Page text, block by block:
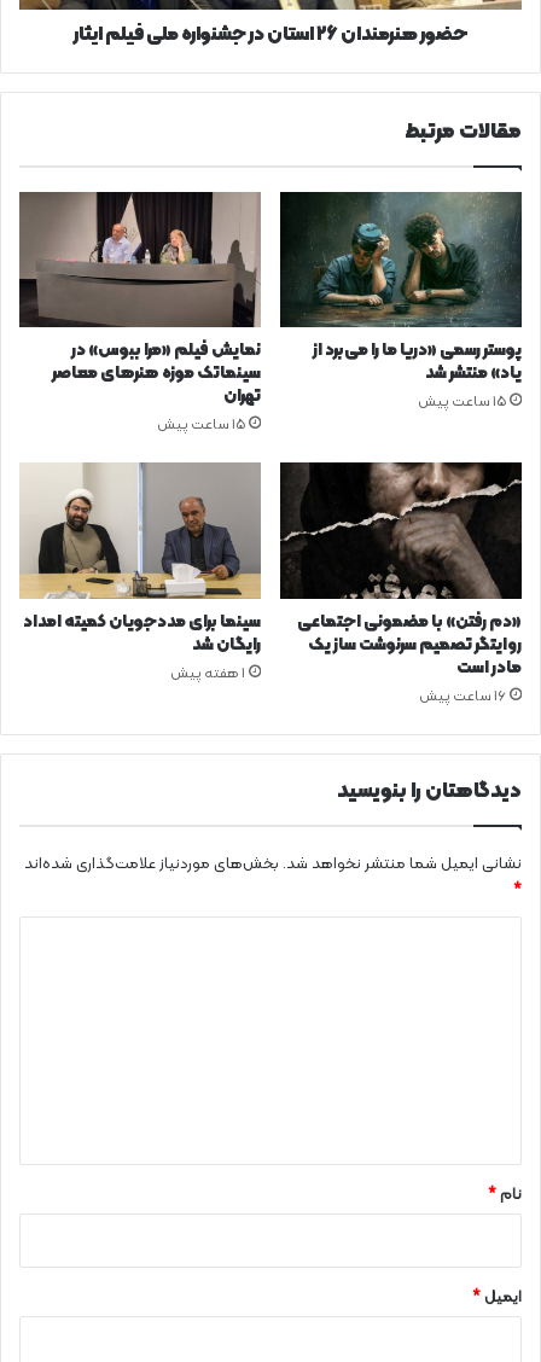
ایثار
حضور هنرمندان ۲۶ استان در جشنواره ملی فیلم ایثار
مقالات مرتبط
پوستر رسمی «دریا ما را می‌برد از
یاد» منتشر شد
15 ساعت پیش
نمایش فیلم «مرا ببوس» در
سینماتک موزه هنرهای معاصر
تهران
15 ساعت پیش
«دم رفتن» با مضمونی اجتماعی
روایتگر تصمیم سرنوشت ساز یک
مادر است
16 ساعت پیش
سینما برای مددجویان کمیته امداد
رایگان شد
1 هفته پیش
دیدگاهتان را بنویسید
نشانی ایمیل شما منتشر نخواهد شد. بخش‌های موردنیاز علامت‌گذاری شده‌اند
*
نام*
ایمیل*